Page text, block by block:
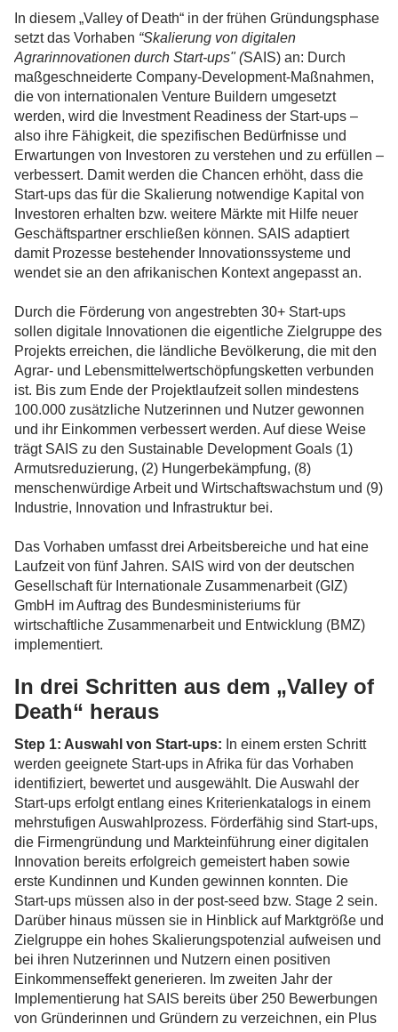
In diesem „Valley of Death“ in der frühen Gründungsphase
setzt das Vorhaben “Skalierung von digitalen
Agrarinnovationen durch Start-ups" (SAIS) an: Durch
maßgeschneiderte Company-Development-Maßnahmen,
die von internationalen Venture Buildern umgesetzt
werden, wird die Investment Readiness der Start-ups –
also ihre Fähigkeit, die spezifischen Bedürfnisse und
Erwartungen von Investoren zu verstehen und zu erfüllen –
verbessert. Damit werden die Chancen erhöht, dass die
Start-ups das für die Skalierung notwendige Kapital von
Investoren erhalten bzw. weitere Märkte mit Hilfe neuer
Geschäftspartner erschließen können. SAIS adaptiert
damit Prozesse bestehender Innovationssysteme und
wendet sie an den afrikanischen Kontext angepasst an.
Durch die Förderung von angestrebten 30+ Start-ups
sollen digitale Innovationen die eigentliche Zielgruppe des
Projekts erreichen, die ländliche Bevölkerung, die mit den
Agrar- und Lebensmittelwertschöpfungsketten verbunden
ist. Bis zum Ende der Projektlaufzeit sollen mindestens
100.000 zusätzliche Nutzerinnen und Nutzer gewonnen
und ihr Einkommen verbessert werden. Auf diese Weise
trägt SAIS zu den Sustainable Development Goals (1)
Armutsreduzierung, (2) Hungerbekämpfung, (8)
menschenwürdige Arbeit und Wirtschaftswachstum und (9)
Industrie, Innovation und Infrastruktur bei.
Das Vorhaben umfasst drei Arbeitsbereiche und hat eine
Laufzeit von fünf Jahren. SAIS wird von der deutschen
Gesellschaft für Internationale Zusammenarbeit (GIZ)
GmbH im Auftrag des Bundesministeriums für
wirtschaftliche Zusammenarbeit und Entwicklung (BMZ)
implementiert.
In drei Schritten aus dem „Valley of
Death“ heraus
Step 1: Auswahl von Start-ups: In einem ersten Schritt
werden geeignete Start-ups in Afrika für das Vorhaben
identifiziert, bewertet und ausgewählt. Die Auswahl der
Start-ups erfolgt entlang eines Kriterienkatalogs in einem
mehrstufigen Auswahlprozess. Förderfähig sind Start-ups,
die Firmengründung und Markteinführung einer digitalen
Innovation bereits erfolgreich gemeistert haben sowie
erste Kundinnen und Kunden gewinnen konnten. Die
Start-ups müssen also in der post-seed bzw. Stage 2 sein.
Darüber hinaus müssen sie in Hinblick auf Marktgröße und
Zielgruppe ein hohes Skalierungspotenzial aufweisen und
bei ihren Nutzerinnen und Nutzern einen positiven
Einkommenseffekt generieren. Im zweiten Jahr der
Implementierung hat SAIS bereits über 250 Bewerbungen
von Gründerinnen und Gründern zu verzeichnen, ein Plus